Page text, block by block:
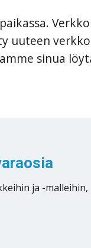
uuteen
sinua
ja -malleihin,